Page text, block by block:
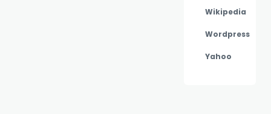
Wikipedia
Wordpress
Yahoo